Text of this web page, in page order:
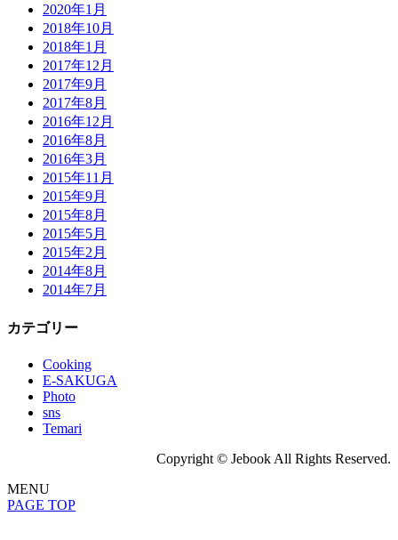
2020年1月
2018年10月
2018年1月
2017年12月
2017年9月
2017年8月
2016年12月
2016年8月
2016年3月
2015年11月
2015年9月
2015年8月
2015年5月
2015年2月
2014年8月
2014年7月
カテゴリー
Cooking
E-SAKUGA
Photo
sns
Temari
Copyright © Jebook All Rights Reserved.
MENU
PAGE TOP